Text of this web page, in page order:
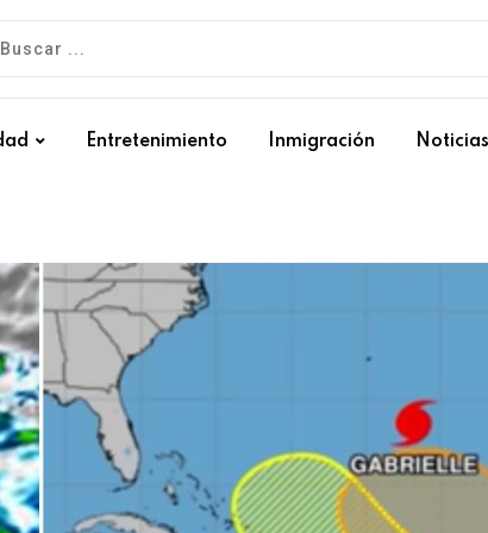
Entretenimiento Inmigración